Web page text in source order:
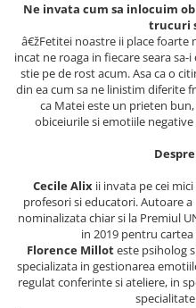
Descopera lumea
Descopera si invata
Din ograda
Povesti pe roti
Primele notiuni
Carti de colorat
COLOREAZA CU PRIETENII
Pot desena minunat
Sa coloram cu Nicol
Carti educative
Codul copiilor de succes
Ne invata cum sa inlocuim
trucuri
â€žFetitei noastre ii place foarte
incat ne roaga in fiecare seara
stie pe de rost acum. Asa ca o
din ea cum sa ne linistim diferite
ca Matei este un prieten
obiceiurile si emotiile
Cecile Alixii invata pe cei mici
profesori si educatori. Autoare
nominalizata chiar si la Premiul
in 2019 pentru
Florence Milloteste psiholog
specializata in gestionarea
regulat conferinte si ateliere, in